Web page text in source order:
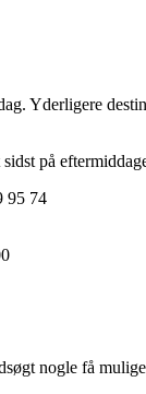
Yderligere
på
95 74
nogle få